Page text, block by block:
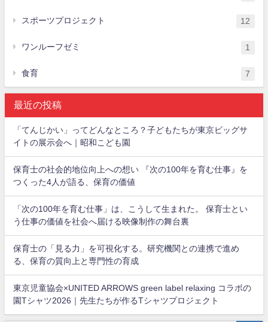
スポーツプロジェクト 12
ワンルーフゼミ 1
食育 7
最近の投稿
「てんじかい」ってどんなところ？子どもたちが東京ビッグサ
イトの展示会へ｜昭和こども園
保育士の社会的地位向上への想い 『次の100年を育む仕事』を
つくった4人が語る、保育の価値
「次の100年を育む仕事」は、こうして生まれた。 保育士とい
う仕事の価値を社会へ届ける映像制作の舞台裏
保育士の「見る力」を可視化する。研究機関との連携で進め
る、保育の質向上と専門性の育成
東京児童協会×UNITED ARROWS green label relaxing コラボの
園Tシャツ2026｜先生たちが作るTシャツプロジェクト